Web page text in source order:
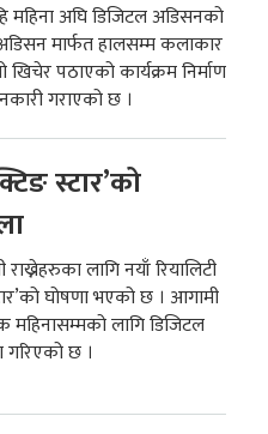
महिना अघि डिजिटल अडिसनको
मार्फत हालसम्म कलाकार
खिचेर पठाएको कार्यक्रम निर्माण
गराएको छ ।
स्टार’को
लागि नयाँ रियालिटी
घोषणा भएको छ । आगामी
महिनासम्मको लागि डिजिटल
छ ।